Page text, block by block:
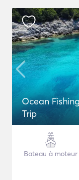
Ocean
Trip
Bateau à moteur